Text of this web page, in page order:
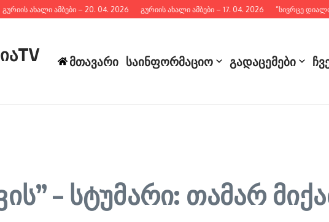
ახალი ამბები – 20. 04. 2026 გურიის ახალი ამბები – 17. 04. 2026 “სივრცე
მთავარი საინფორმაციო გადაცემები
– სტუმარი: თამარ